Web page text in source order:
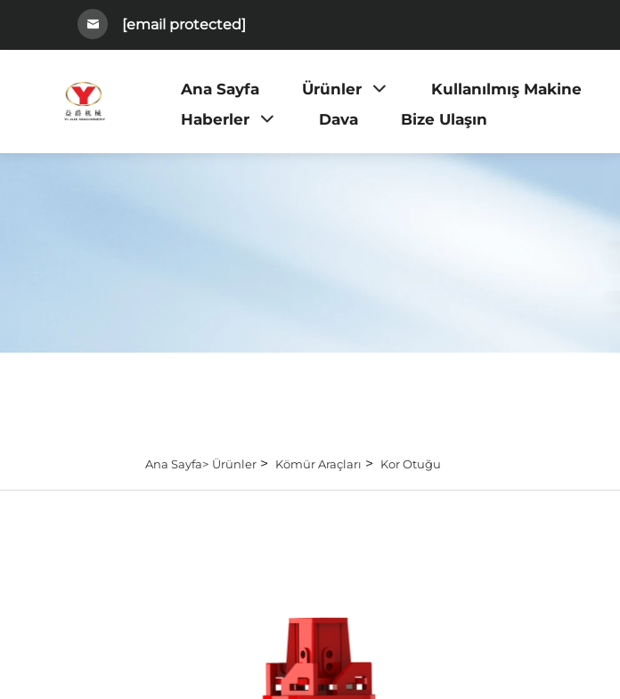
[email protected]
Ana Sayfa Ürünler Kullanılmış Makine
Haberler
Dava Bize Ulaşın
Ana Sayfa> Ürünler> Kömür Araçları > Kor Otuğu